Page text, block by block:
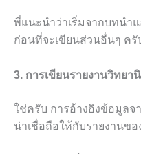
พี่แนะนำว่าเริ่มจากบทนำ
ก่อนที่จะเขียนส่วนอื่นๆ ครั
3. การเขียนรายงานวิทย
ใช่ครับ การอ้างอิงข้อมูลจ
น่าเชื่อถือให้กับรายงานขอ